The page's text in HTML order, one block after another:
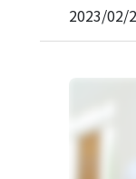
2023/02/